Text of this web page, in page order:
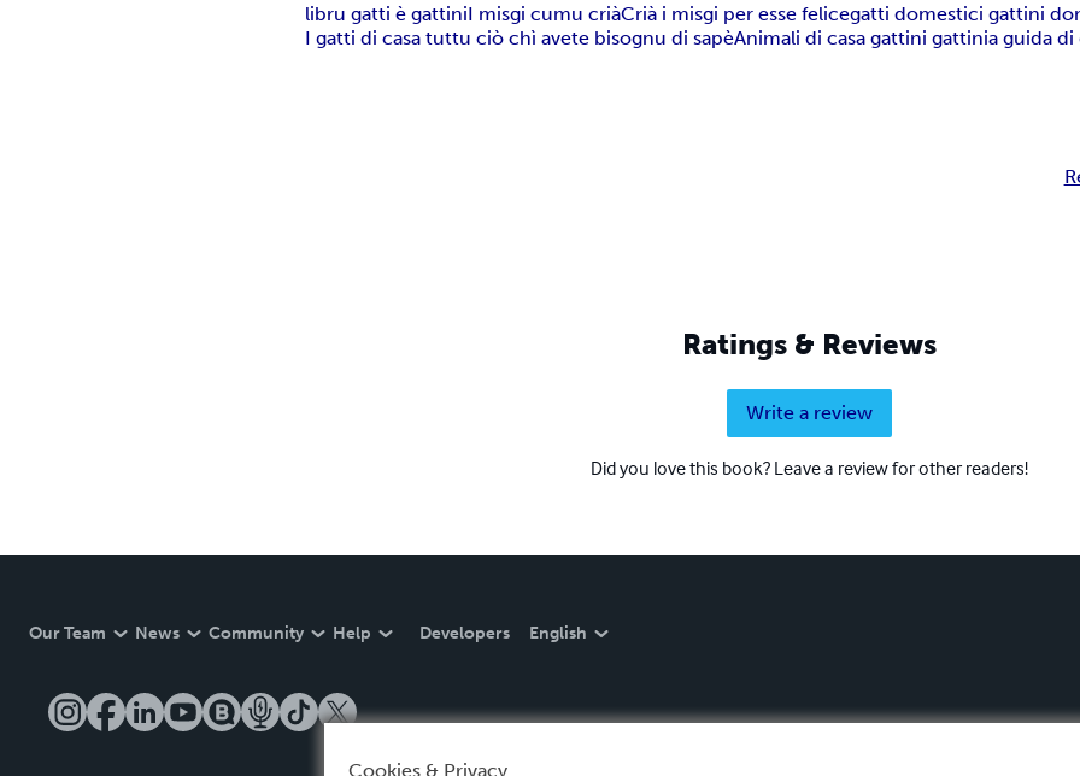
libru gatti è gattiniI misgi cumu criàCrià i misgi per esse felicegatti domestici gattini
I gatti di casa tuttu ciò chì avete bisognu di sapèAnimali di casa gattini gattinia guida
Ratings & Reviews
Write a review
Did you love this book? Leave a review for other readers!
Our Team News Community Help Developers English
Cookies & Privacy